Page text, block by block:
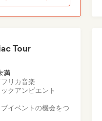
Tour
満
フリカ音楽
クアンビエント
イベントの機会をつ